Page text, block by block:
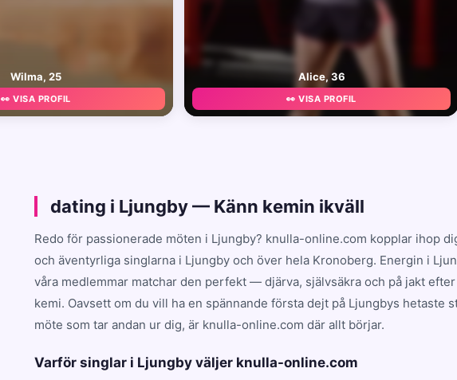
Wilma, 25
👀 VISA PROFIL
Alice, 36
👀 VISA PROFIL
dating i Ljungby — Känn kemin ikväll
Redo för passionerade möten i Ljungby? knulla-online.com kopplar ihop
och äventyrliga singlarna i Ljungby och över hela Kronoberg. Energin i
våra medlemmar matchar den perfekt — djärva, självsäkra och på jakt
kemi. Oavsett om du vill ha en spännande första dejt på Ljungbys hetaste
möte som tar andan ur dig, är knulla-online.com där allt börjar.
Varför singlar i Ljungby väljer knulla-online.com